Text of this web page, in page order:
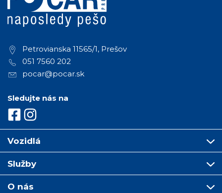
Petrovianska 11565/1, Prešov
051 7560 202
pocar@pocar.sk
Sledujte nás na
Vozidlá
Služby
O nás